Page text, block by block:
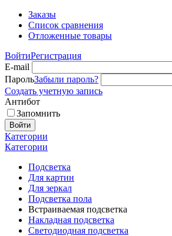
Заказы
Список сравнения
Отложенные товары
ВойтиРегистрация
E-mail
ПарольЗабыли пароль?
Создать учетную запись
Антибот
Запомнить
Войти
Категории
Категории
Подсветка
Для картин
Для зеркал
Подсветка пола
Встраиваемая подсветка
Накладная подсветка
Светодиодная подсветка